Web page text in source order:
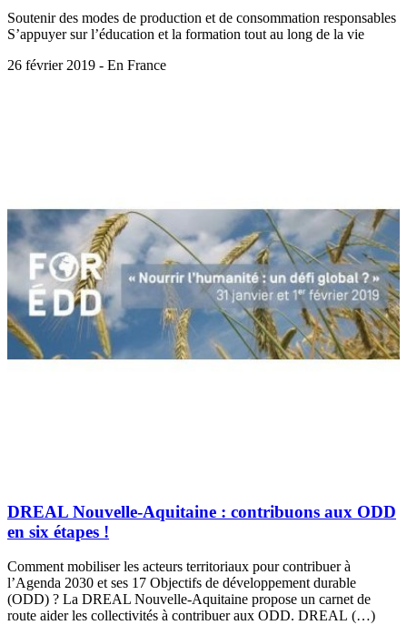
Soutenir des modes de production et de consommation responsables
S’appuyer sur l’éducation et la formation tout au long de la vie
26 février 2019 - En France
DREAL Nouvelle-Aquitaine : contribuons aux ODD
en six étapes !
Comment mobiliser les acteurs territoriaux pour contribuer à
l’Agenda 2030 et ses 17 Objectifs de développement durable
(ODD) ? La DREAL Nouvelle-Aquitaine propose un carnet de
route aider les collectivités à contribuer aux ODD. DREAL (…)